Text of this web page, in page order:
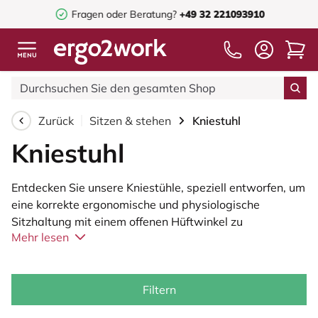
Fragen oder Beratung? +49 32 221093910
Zurück Sitzen & stehen Kniestuhl
Kniestuhl
Entdecken Sie unsere Kniestühle, speziell entworfen, um
eine korrekte ergonomische und physiologische
Sitzhaltung mit einem offenen Hüftwinkel zu
ermöglichen. Mit einem Winkel von 135° fördern unsere
Rücken, was von vielen Physiotherapeuten zur
Prävention von Rückenschmerzen empfohlen wird.
Mehr lesen
Filtern